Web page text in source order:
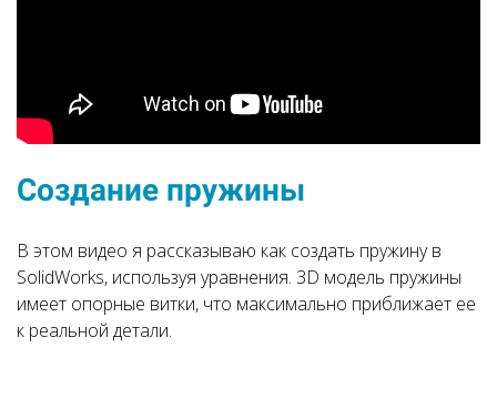
Создание пружины
В этом видео я рассказываю как создать пружину в
SolidWorks, используя уравнения. 3D модель пружины
имеет опорные витки, что максимально приближает ее
к реальной детали.